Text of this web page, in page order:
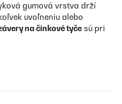
gumová vrstva drží
uvoľneniu alebo
na činkové tyče sú pri